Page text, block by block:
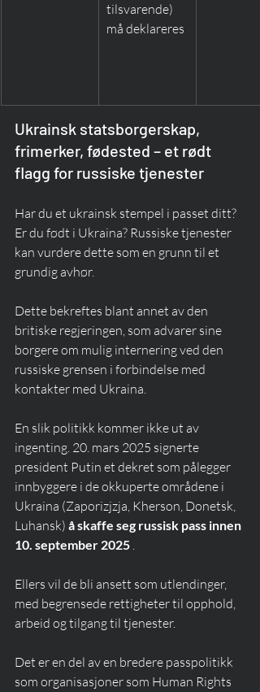
tilsvarende)
må deklareres
Ukrainsk statsborgerskap,
frimerker, fødested – et rødt
flagg for russiske tjenester
Har du et ukrainsk stempel i passet ditt?
Er du født i Ukraina? Russiske tjenester
kan vurdere dette som en grunn til et
grundig avhør.
Dette bekreftes blant annet av den
britiske regjeringen, som advarer sine
borgere om mulig internering ved den
russiske grensen i forbindelse med
kontakter med Ukraina.
En slik politikk kommer ikke ut av
ingenting. 20. mars 2025 signerte
president Putin et dekret som pålegger
innbyggere i de okkuperte områdene i
Ukraina (Zaporizjzja, Kherson, Donetsk,
Luhansk) å skaffe seg russisk pass innen
10. september 2025 .
Ellers vil de bli ansett som utlendinger,
med begrensede rettigheter til opphold,
arbeid og tilgang til tjenester.
Det er en del av en bredere passpolitikk
som organisasjoner som Human Rights